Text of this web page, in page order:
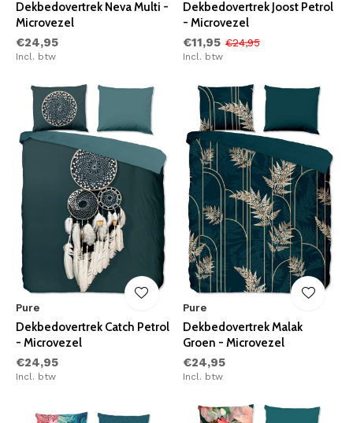
Dekbedovertrek Neva Multi -
Microvezel
€24,95
Incl. btw
Dekbedovertrek Joost Petrol
- Microvezel
€11,95 €24,95
Incl. btw
Pure
Dekbedovertrek Catch Petrol
- Microvezel
€24,95
Incl. btw
Pure
Dekbedovertrek Malak
Groen - Microvezel
€24,95
Incl. btw